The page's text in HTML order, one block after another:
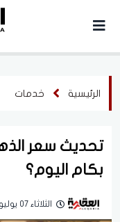
الرئيسية خدمات
بكام اليوم؟
الثلاثاء 07 يوليو 2026 | 04:58 مساءً